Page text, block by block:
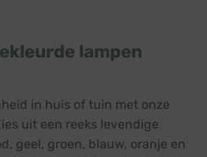
lampen
in huis of tuin met onze
uit een reeks levendige
geel, groen, blauw, oranje en